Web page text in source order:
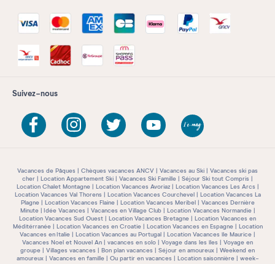
Suivez-nous
Vacances de Pâques Chèques vacances ANCV Vacances au Ski
Vacances ski pas
cher
Location Appartement Ski Vacances Ski Famille
Séjour Ski tout Compris
Location Chalet Montagne
Location Vacances Avoriaz
Location Vacances Les Arcs
Location Vacances Val Thorens
Location Vacances Courchevel
Location Vacances La
Plagne
Location Vacances Flaine Location Vacances Meribel
Vacances Dernière
Minute
Idée Vacances Vacances en Village Club
Location Vacances Normandie
Location Vacances Sud Ouest
Location Vacances Bretagne
Location Vacances en
Méditérranée
Location Vacances en Croatie Location Vacances en Espagne
Location
Vacances en Italie
Location Vacances au Portugal
Location Vacances île Maurice
Vacances Noel et Nouvel An
vacances en solo Voyage dans les îles
Voyage en
groupe
Villages vacances Bon plan vacances Séjour en amoureux
Weekend en
amoureux
Vacances en famille Ou partir en vacances Location saisonnière
week-